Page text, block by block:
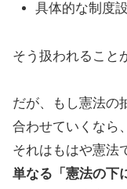
具体的な制度
そう扱われること
だが、もし憲法の
合わせていくなら、
それはもはや憲法
単なる「憲法の下